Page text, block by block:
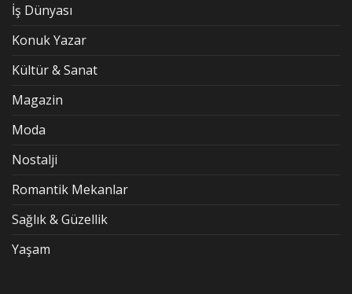
İş Dünyası
Konuk Yazar
Kültür & Sanat
Magazin
Moda
Nostalji
Romantik Mekanlar
Sağlık & Güzellik
Yaşam